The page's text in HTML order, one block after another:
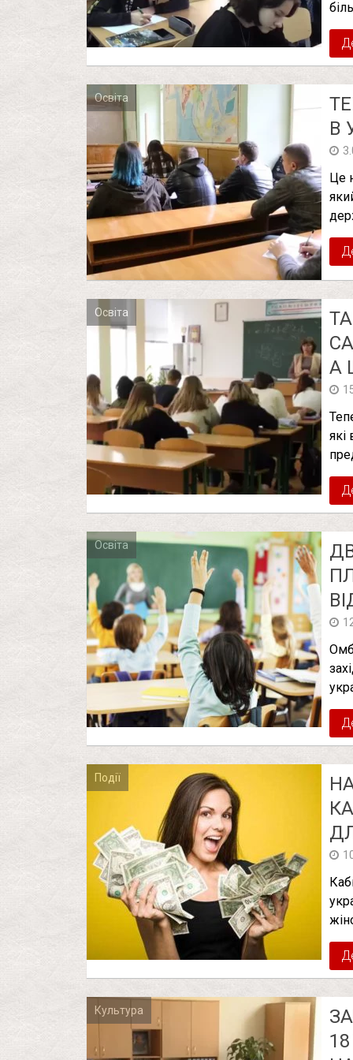
Освіта
В
Це
Освіта
А
які
Освіта
Події
Культура